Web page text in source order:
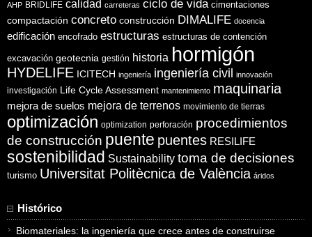
AHP BRIDLIFE calidad carreteras ciclo de vida cimentaciones
compactación concreto construcción DIMALIFE docencia
edificación encofrado estructuras estructuras de contención
excavación geotecnia gestión historia hormigón
HYDELIFE ICITECH ingeniería ingeniería civil innovación
investigación Life Cycle Assessment mantenimiento maquinaria
mejora de suelos mejora de terrenos movimiento de tierras
optimización optimization perforación procedimientos
de construcción puente puentes RESILIFE
sostenibilidad Sustainability toma de decisiones
turismo Universitat Politècnica de València áridos
Histórico
Biomateriales: la ingeniería que crece antes de construirse